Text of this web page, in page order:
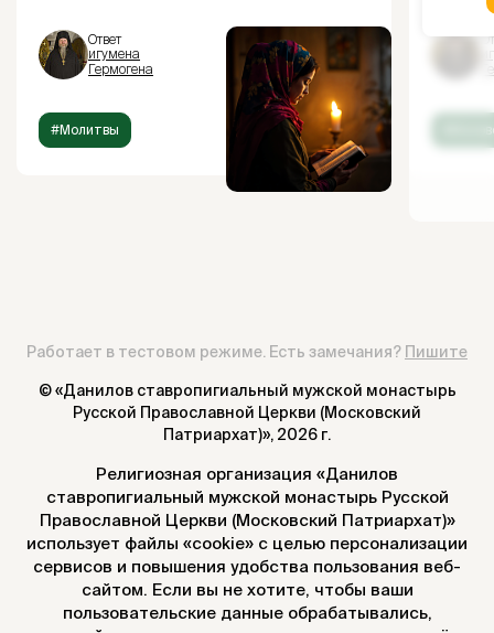
Ответ
игумена
Гермогена
#Молитвы
Работает в тестовом режиме. Есть замечания? Пишите
© «Данилов ставропигиальный мужской монастырь
Русской Православной Церкви (Московский
Патриархат)», 2026 г.
Религиозная организация «Данилов
ставропигиальный мужской монастырь Русской
Православной Церкви (Московский Патриархат)»
использует файлы «cookie» с целью персонализации
сервисов и повышения удобства пользования веб-
сайтом. Если вы не хотите, чтобы ваши
пользовательские данные обрабатывались,